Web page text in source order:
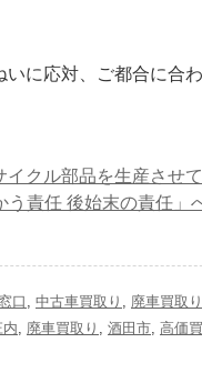
に応対、ご都合に合わ
クル部品を生産させ
責任 後始末の責任」
口 , 中古車買取り , 廃車買取り
内, 廃車買取り , 酒田市, 高価